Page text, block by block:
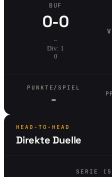
BUF
0-0
–
Div: 1
0
PUNKTE/SPIEL
–
HEAD-TO-HEAD
Direkte Duelle
SERIE